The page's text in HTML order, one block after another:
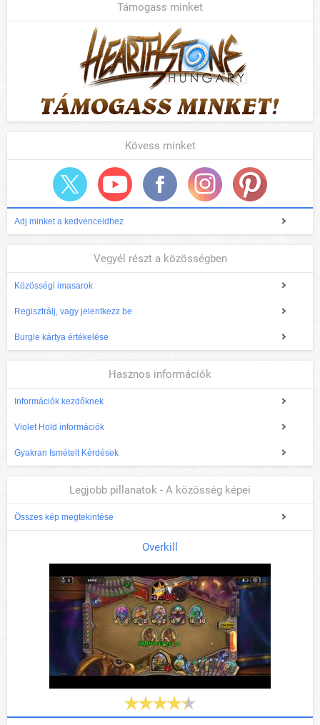
Támogass minket
Kövess minket
Adj minket a kedvenceidhez
Vegyél részt a közösségben
Közösségi imasarok
Regisztrálj, vagy jelentkezz be
Burgle kártya értékelése
Hasznos információk
Információk kezdőknek
Violet Hold információk
Gyakran Ismételt Kérdések
Legjobb pillanatok - A közösség képei
Összes kép megtekintése
Overkill